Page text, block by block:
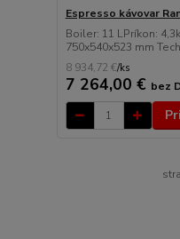
Espresso kávovar
Boiler: 11 LPríkon:
750x540x523 mm
8 934,72 €/ks
7 264,00 € bez